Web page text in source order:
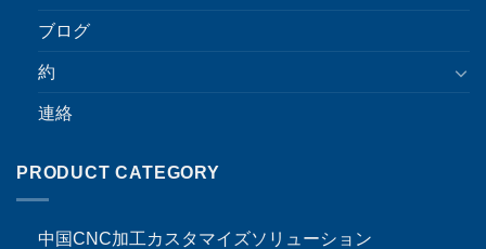
ブログ
約
連絡
PRODUCT CATEGORY
中国CNC加工カスタマイズソリューション